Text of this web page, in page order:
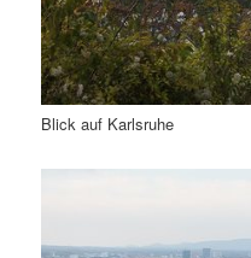
Blick auf Karlsruhe